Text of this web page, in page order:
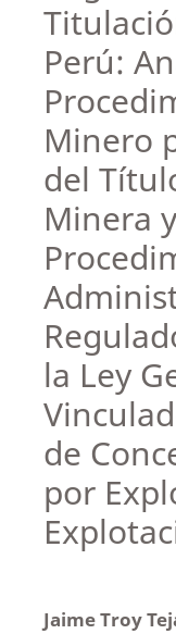
Perú:
Minero
del
Minera
la Ley
de
por
Jaime Troy